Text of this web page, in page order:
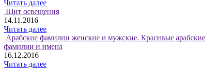
Читать далее
Щит освещения
14.11.2016
Читать далее
Арабские фамилии женские и мужские. Красивые арабские
фамилии и имена
16.12.2016
Читать далее